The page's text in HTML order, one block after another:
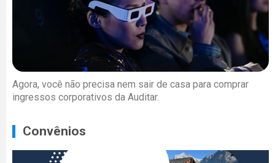
Agora, você não precisa nem sair de casa para comprar
ingressos corporativos da Auditar.
Convênios